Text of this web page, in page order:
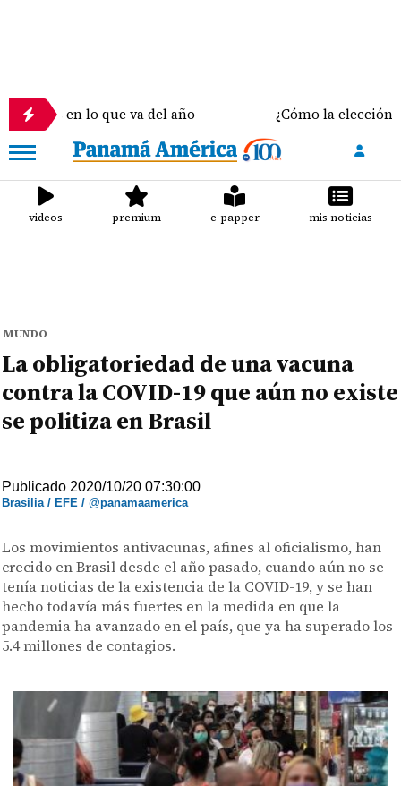
en lo que va del año ¿Cómo la elección del
videos premium e-papper mis noticias
MUNDO
La obligatoriedad de una vacuna
contra la COVID-19 que aún no existe
se politiza en Brasil
Publicado 2020/10/20 07:30:00
Brasilia / EFE / @panamaamerica
Los movimientos antivacunas, afines al oficialismo, han
crecido en Brasil desde el año pasado, cuando aún no se
tenía noticias de la existencia de la COVID-19, y se han
hecho todavía más fuertes en la medida en que la
pandemia ha avanzado en el país, que ya ha superado los
5.4 millones de contagios.